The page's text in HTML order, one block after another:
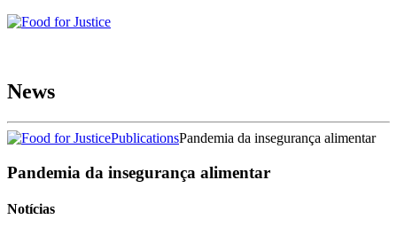
News
PublicationsPandemia da insegurança alimentar
Pandemia da insegurança alimentar
Notícias